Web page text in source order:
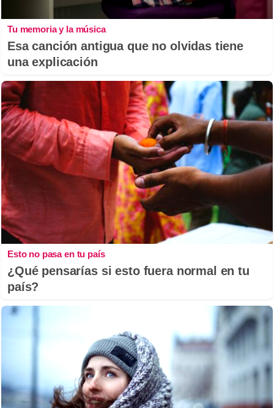
Tu memoria y la música
Esa canción antigua que no olvidas tiene
una explicación
Esto no pasa en tu país
¿Qué pensarías si esto fuera normal en tu
país?